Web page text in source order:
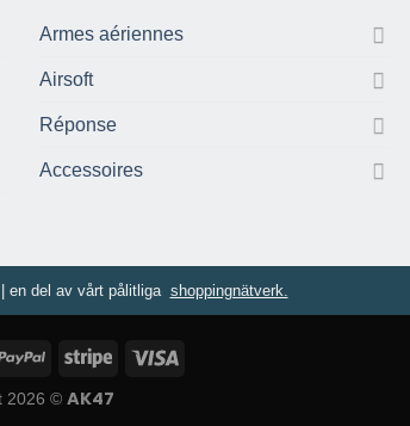
Armes aériennes
Airsoft
Réponse
Accessoires
en del av vårt pålitliga shoppingnätverk.
2026 © AK47